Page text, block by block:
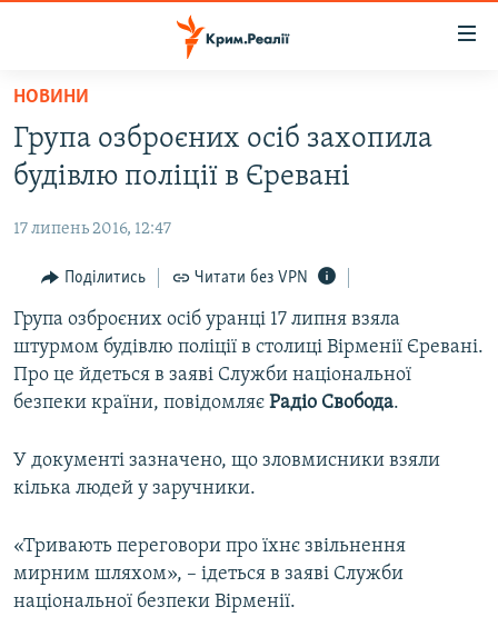
Перейти
основного
матеріалу
Перейти
до
навігації
Перейти
до
пошуку
ВОДА.КРИМ
ВІДЕО ТА ФОТО
ПОЛІТИКА
БЛОГИ
ПОГЛЯД
ІНТЕРВ'Ю
ВСЕ ЗА ДЕНЬ
СВІДЧЕННЯ ОКУПАЦІЇ
УКРАЇНСЬКА ПРОБЛЕМА КРИМУ
ЯК ОБІЙТИ БЛОКУВАННЯ
Русский
Qırımtatar
НОВИНИ
Група озброєних осіб захопила
будівлю поліції в Єревані
17 липень 2016, 12:47
Поділитись Читати без VPN
Група озброєних осіб уранці 17 липня взяла
штурмом будівлю поліції в столиці Вірменії Єревані.
Про це йдеться в заяві Служби національної
безпеки країни, повідомляє Радіо Свобода.
У документі зазначено, що зловмисники взяли
кілька людей у заручники.
«Тривають переговори про їхнє звільнення
мирним шляхом», – ідеться в заяві Служби
національної безпеки Вірменії.